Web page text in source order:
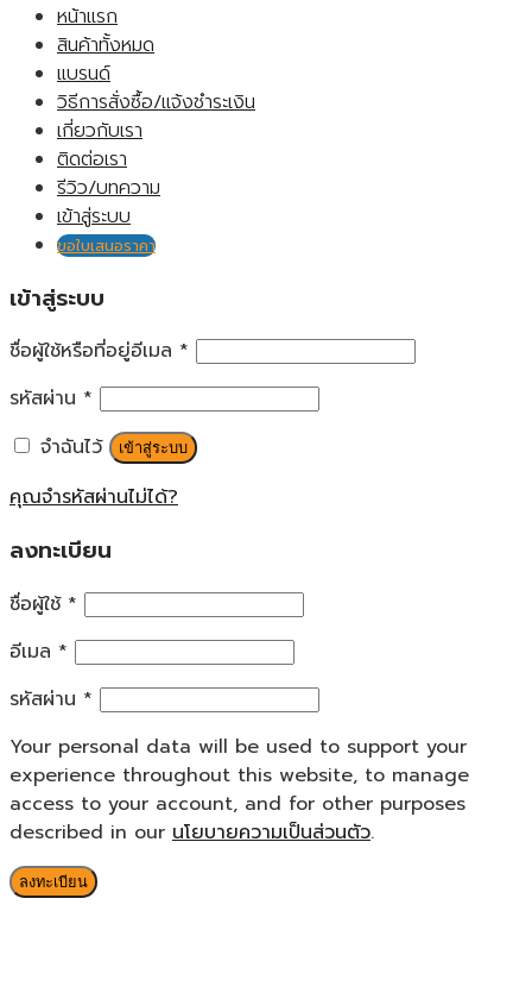
หน้าแรก
สินค้าทั้งหมด
แบรนด์
วิธีการสั่งซื้อ/แจ้งชำระเงิน
เกี่ยวกับเรา
ติดต่อเรา
รีวิว/บทความ
เข้าสู่ระบบ
ขอใบเสนอราคา
เข้าสู่ระบบ
ชื่อผู้ใช้หรือที่อยู่อีเมล *
รหัสผ่าน *
จำฉันไว้
เข้าสู่ระบบ
คุณจำรหัสผ่านไม่ได้?
ลงทะเบียน
ชื่อผู้ใช้ *
อีเมล *
รหัสผ่าน *
Your personal data will be used to support your
experience throughout this website, to manage
access to your account, and for other purposes
described in our นโยบายความเป็นส่วนตัว.
ลงทะเบียน